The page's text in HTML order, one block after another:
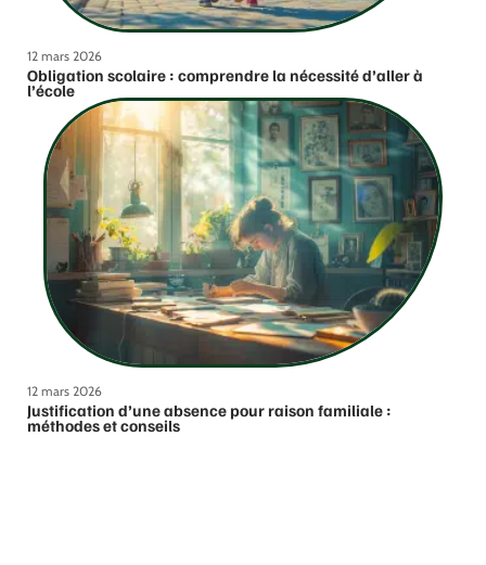
12 mars 2026
Obligation scolaire : comprendre la nécessité d’aller à
l’école
12 mars 2026
Justification d’une absence pour raison familiale :
méthodes et conseils